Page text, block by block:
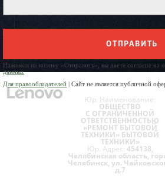
ОТПРАВИТЬ
Нажимая на кнопку «Отправить», вы даете согласие на
данных
Для правообладателей | Сайт не является публичной
Юр. Наименование:
ОБЩЕСТВО
С ОГРАНИЧЕННОЙ
ОТВЕТСТВЕННОСТЬЮ
«РЕМОНТ БЫТОВОЙ
ТЕХНИКИ» БЫТОВОЙ
ТЕХНИКИ»
Юр. Адрес: 454138,
Челябинская область,
Челябинск, ул.
д.7